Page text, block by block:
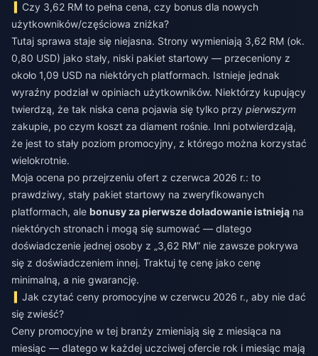
Czy 3,62 RM to pełna cena, czy bonus dla nowych
użytkowników/częściowa zniżka?
Tutaj sprawa staje się niejasna. Strony wymieniają 3,62 RM (ok.
0,80 USD) jako stały, niski pakiet startowy — przeceniony z
około 1,09 USD na niektórych platformach. Istnieje jednak
wyraźny podział w opiniach użytkowników. Niektórzy kupujący
twierdzą, że tak niska cena pojawia się tylko przy pierwszym
zakupie, po czym koszt za diament rośnie. Inni potwierdzają,
że jest to stały poziom promocyjny, z którego można korzystać
wielokrotnie.
Moja ocena po przejrzeniu ofert z czerwca 2026 r.: to
prawdziwy, stały pakiet startowy na zweryfikowanych
platformach, ale bonusy za pierwsze doładowanie istnieją na
niektórych stronach i mogą się sumować — dlatego
doświadczenie jednej osoby z „3,62 RM” nie zawsze pokrywa
się z doświadczeniem innej. Traktuj tę cenę jako cenę
minimalną, a nie gwarancję.
Jak czytać ceny promocyjne w czerwcu 2026 r., aby nie dać
się zwieść?
Ceny promocyjne w tej branży zmieniają się z miesiąca na
miesiąc — dlatego w każdej uczciwej ofercie rok i miesiąc mają